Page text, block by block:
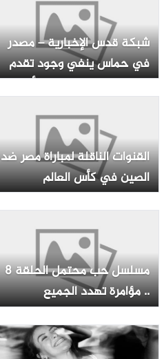
شبكة قدس الإخبارية – مصدر
في حماس ينفي وجود تقدم
في ملف صفقة تبادل الأسرى
القنوات الناقلة لمباراة مصر ضد
الصين في كأس العالم
للناشئات 2026 لكرة اليد مع
مسلسل حب محتمل الحلقة 8
.. مؤامرة تهدد الجميع